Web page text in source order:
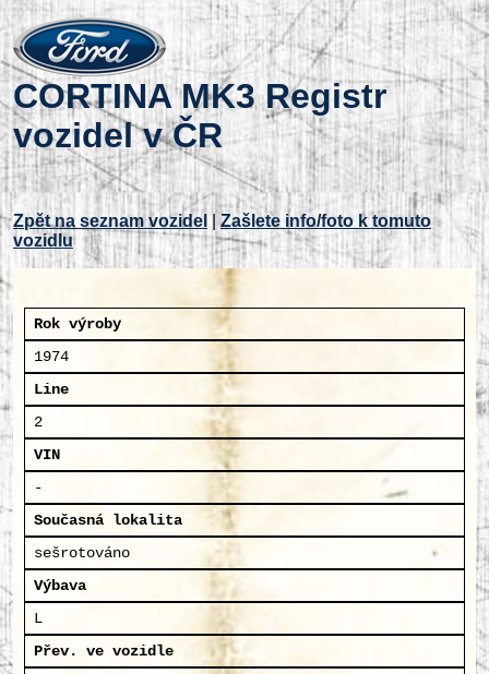
CORTINA MK3 Registr
vozidel v ČR
Zpět na seznam vozidel
Zašlete info/foto k tomuto
vozidlu
Rok výroby
1974
Line
2
VIN
-
Současná lokalita
sešrotováno
Výbava
L
Přev. ve vozidle